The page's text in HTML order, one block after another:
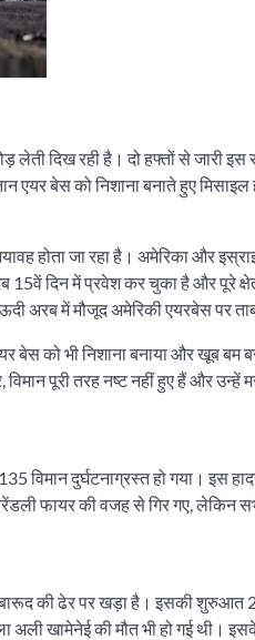
दिख रही है। दो हफ्तों से जारी
एयर बेस को निशाना बनाते हुए
होता जा रहा है। अमेरिका और
15वें दिन में प्रवेश कर चुका है और पूरे
अरब में मौजूद अमेरिकी एयरबेस पर
बेस को भी निशाना बनाया और खूब
विमान पूरी तरह नष्ट नहीं हुए हैं और
विमान दुर्घटनाग्रस्त हो गया। इस
फायर की वजह से गिर गए, लेकिन
बारूद की ढेर पर खड़ा है। इसकी
खामेनेई की मौत भी हो गई थी।